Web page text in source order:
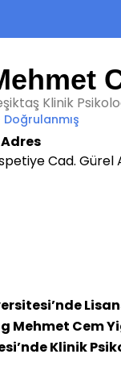
Klinik
Doğrulanmış
Adres
Cad. Gürel
Mehmet Cem
Klinik